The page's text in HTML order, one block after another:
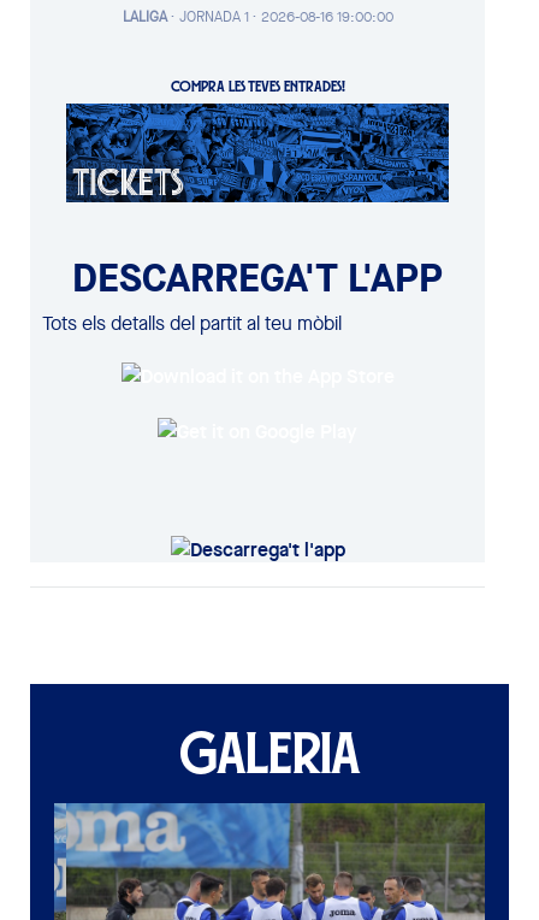
LALIGA· JORNADA 1 · 2026-08-16 19:00:00
COMPRA LES TEVES ENTRADES!
DESCARREGA'T L'APP
Tots els detalls del partit al teu mòbil
GALERIA